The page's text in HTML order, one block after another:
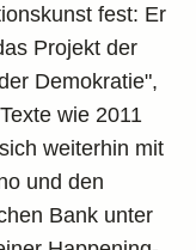
fest: Er
Projekt der
Demokratie",
wie 2011
weiterhin mit
und den
Bank unter